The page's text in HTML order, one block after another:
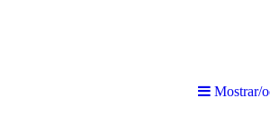
Mostrar/